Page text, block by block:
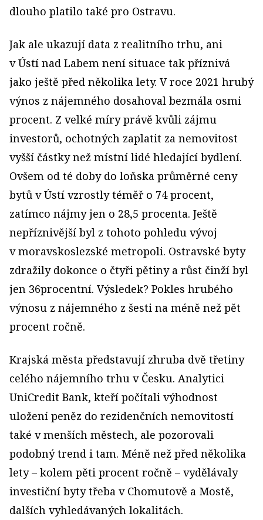
dlouho platilo také pro Ostravu.
Jak ale ukazují data z realitního trhu, ani
v Ústí nad Labem není situace tak příznivá
jako ještě před několika lety. V roce 2021 hrubý
výnos z nájemného dosahoval bezmála osmi
procent. Z velké míry právě kvůli zájmu
investorů, ochotných zaplatit za nemovitost
vyšší částky než místní lidé hledající bydlení.
Ovšem od té doby do loňska průměrné ceny
bytů v Ústí vzrostly téměř o 74 procent,
zatímco nájmy jen o 28,5 procenta. Ještě
nepříznivější byl z tohoto pohledu vývoj
v moravskoslezské metropoli. Ostravské byty
zdražily dokonce o čtyři pětiny a růst činží byl
jen 36procentní. Výsledek? Pokles hrubého
výnosu z nájemného z šesti na méně než pět
procent ročně.
Krajská města představují zhruba dvě třetiny
celého nájemního trhu v Česku. Analytici
UniCredit Bank, kteří počítali výhodnost
uložení peněz do rezidenčních nemovitostí
také v menších městech, ale pozorovali
podobný trend i tam. Méně než před několika
lety – kolem pěti procent ročně – vydělávaly
investiční byty třeba v Chomutově a Mostě,
dalších vyhledávaných lokalitách.